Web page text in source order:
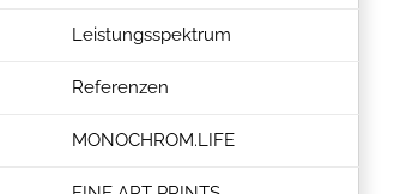
Leistungsspektrum
Referenzen
MONOCHROM.LIFE